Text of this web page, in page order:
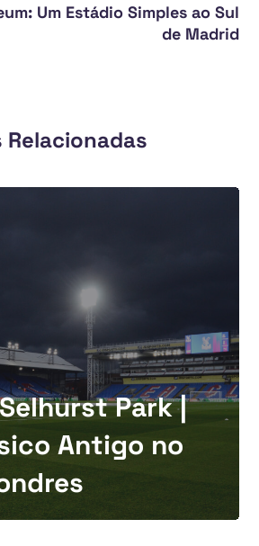
Um Estádio Simples ao Sul
de Madrid
Park |
Antigo no